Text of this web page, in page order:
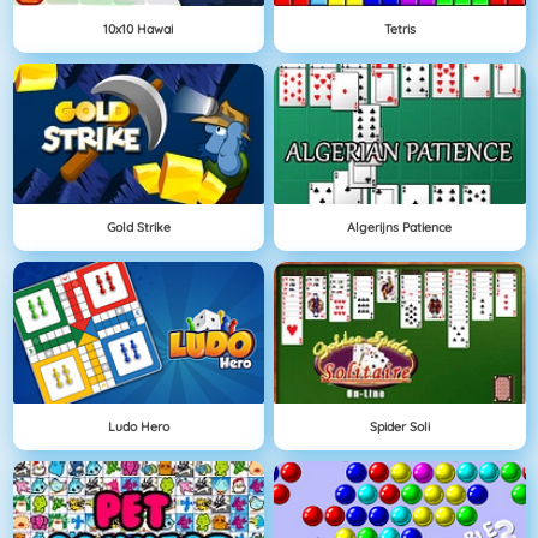
10x10 Hawai Tetris
Gold Strike Algerijns Patience
Ludo Hero Spider Soli